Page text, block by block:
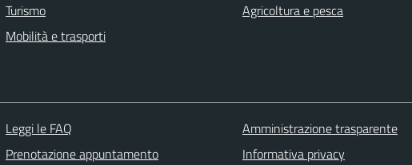
Turismo
Mobilità e trasporti
Agricoltura e pesca
Leggi le FAQ
Prenotazione appuntamento
Amministrazione trasparente
Informativa privacy